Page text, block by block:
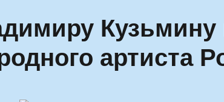
Кузьмину
артиста